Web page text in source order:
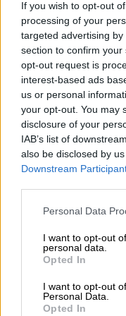
If you wish to opt-out
processing of your
targeted advertising
section to confirm
opt-out request is
interest-based ads
us or personal
your opt-out. You may
disclosure of your
IAB’s list of
also be disclosed by
Downstream
Please note that this
not limited to your visit
grant or deny consent
use your data for
consent section.
Personal Data
I want to opt-out
personal data.
Opted In
I want to opt-out
Personal Data.
Opted In
στην
Μάκρης από το
το στρατιωτικό
και στα δύο